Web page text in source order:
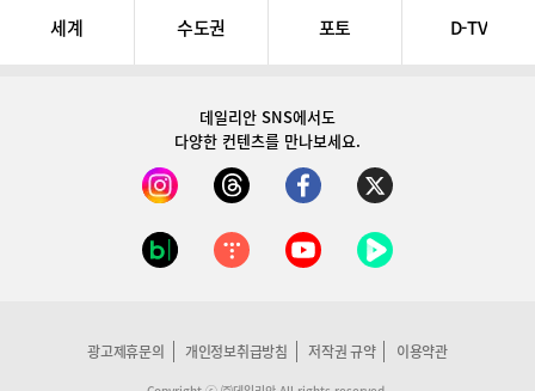
세계 수도권 포토 D-TV
데일리안 SNS에서도
다양한 컨텐츠를 만나보세요.
광고제휴문의 개인정보취급방침 저작권 규약 이용약관